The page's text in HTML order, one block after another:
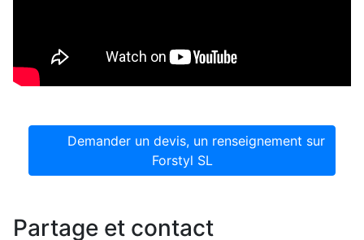
Demander un devis, un renseignement sur
Forstyl SL
Partage et contact